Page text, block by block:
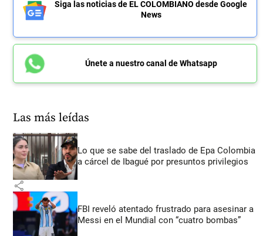
Siga las noticias de EL COLOMBIANO desde Google
News
Únete a nuestro canal de Whatsapp
Las más leídas
Lo que se sabe del traslado de Epa Colombia
a cárcel de Ibagué por presuntos privilegios
share
FBI reveló atentado frustrado para asesinar a
Messi en el Mundial con “cuatro bombas”